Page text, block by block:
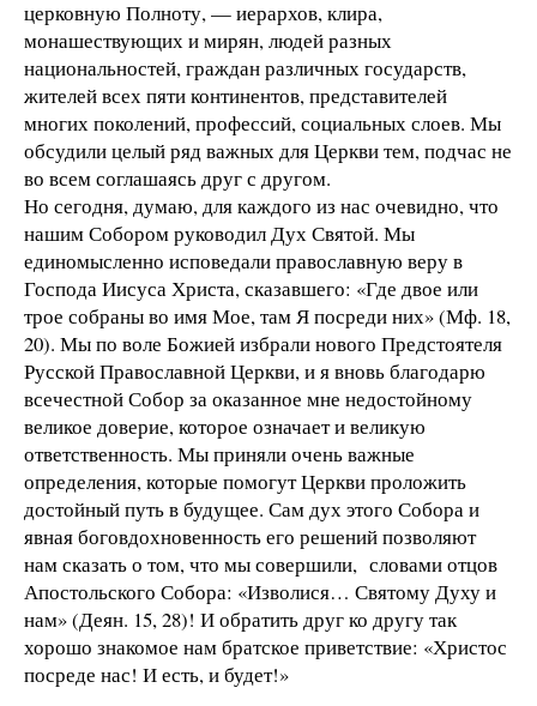
церковную Полноту, — иерархов, клира,
монашествующих и мирян, людей разных
национальностей, граждан различных государств,
жителей всех пяти континентов, представителей
многих поколений, профессий, социальных слоев. Мы
обсудили целый ряд важных для Церкви тем, подчас не
во всем соглашаясь друг с другом.
Но сегодня, думаю, для каждого из нас очевидно, что
нашим Собором руководил Дух Святой. Мы
единомысленно исповедали православную веру в
Господа Иисуса Христа, сказавшего: «Где двое или
трое собраны во имя Мое, там Я посреди них» (Мф. 18,
20). Мы по воле Божией избрали нового Предстоятеля
Русской Православной Церкви, и я вновь благодарю
всечестной Собор за оказанное мне недостойному
великое доверие, которое означает и великую
ответственность. Мы приняли очень важные
определения, которые помогут Церкви проложить
достойный путь в будущее. Сам дух этого Собора и
явная боговдохновенность его решений позволяют
нам сказать о том, что мы совершили, словами отцов
Апостольского Собора: «Изволися… Святому Духу и
нам» (Деян. 15, 28)! И обратить друг ко другу так
хорошо знакомое нам братское приветствие: «Христос
посреде нас! И есть, и будет!»